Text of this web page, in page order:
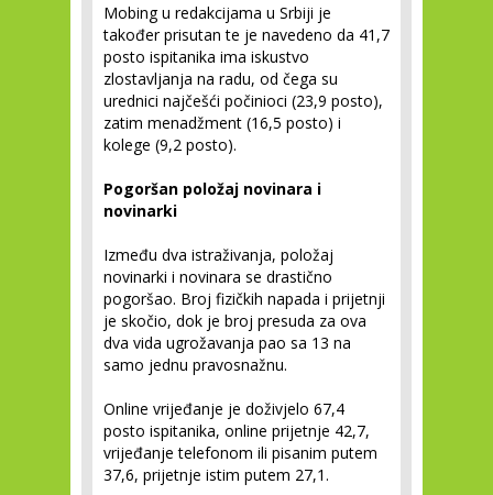
Mobing u redakcijama u Srbiji je
također prisutan te je navedeno da 41,7
posto ispitanika ima iskustvo
zlostavljanja na radu, od čega su
urednici najčešći počinioci (23,9 posto),
zatim menadžment (16,5 posto) i
kolege (9,2 posto).
Pogoršan položaj novinara i
novinarki
Između dva istraživanja, položaj
novinarki i novinara se drastično
pogoršao. Broj fizičkih napada i prijetnji
je skočio, dok je broj presuda za ova
dva vida ugrožavanja pao sa 13 na
samo jednu pravosnažnu.
Online vrijeđanje je doživjelo 67,4
posto ispitanika, online prijetnje 42,7,
vrijeđanje telefonom ili pisanim putem
37,6, prijetnje istim putem 27,1.